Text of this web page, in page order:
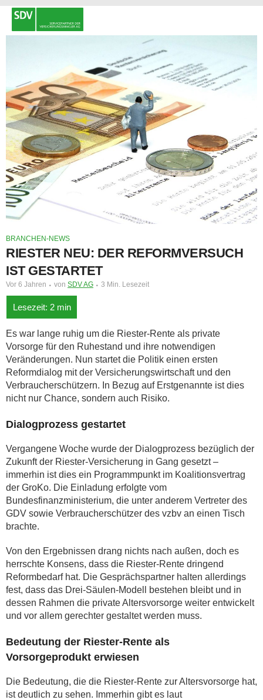
BRANCHEN-NEWS
RIESTER NEU: DER REFORMVERSUCH
IST GESTARTET
Vor 6 Jahren von SDV AG 3 Min. Lesezeit
Es war lange ruhig um die Riester-Rente als private
Vorsorge für den Ruhestand und ihre notwendigen
Veränderungen. Nun startet die Politik einen ersten
Reformdialog mit der Versicherungswirtschaft und den
Verbraucherschützern. In Bezug auf Erstgenannte ist dies
nicht nur Chance, sondern auch Risiko.
Dialogprozess gestartet
Vergangene Woche wurde der Dialogprozess bezüglich der
Zukunft der Riester-Versicherung in Gang gesetzt –
immerhin ist dies ein Programmpunkt im Koalitionsvertrag
der GroKo. Die Einladung erfolgte vom
Bundesfinanzministerium, die unter anderem Vertreter des
GDV sowie Verbraucherschützer des vzbv an einen Tisch
brachte.
Von den Ergebnissen drang nichts nach außen, doch es
herrschte Konsens, dass die Riester-Rente dringend
Reformbedarf hat. Die Gesprächspartner halten allerdings
fest, dass das Drei-Säulen-Modell bestehen bleibt und in
dessen Rahmen die private Altersvorsorge weiter entwickelt
und vor allem gerechter gestaltet werden muss.
Bedeutung der Riester-Rente als
Vorsorgeprodukt erwiesen
Die Bedeutung, die die Riester-Rente zur Altersvorsorge hat,
ist deutlich zu sehen. Immerhin gibt es laut